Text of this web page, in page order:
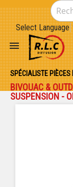
Select Language

SPÉCIALISTE
BIVOUAC &
SUSPENSION -